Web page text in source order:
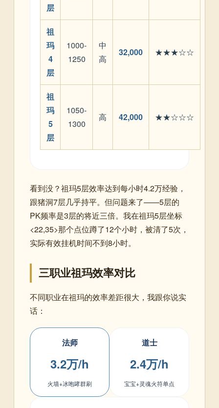
层
祖
玛
4
层
1000-
1250
中
高
32,000 ★★★☆☆
祖
玛
5
层
1050-
1300
高 42,000 ★★☆☆☆
看到没？祖玛5层效率达到每小时4.2万经验，
跟猪洞7层几乎持平。但问题来了——5层的
PK频率是3层的将近三倍。我在祖玛5层坐标
<22,35>那个点位蹲了12个小时，被清了5次，
实际有效挂机时间不到8小时。
三职业祖玛效率对比
不同职业在祖玛的效率差距很大，我跟你说实
话：
法师
3.2万/h
火墙+冰咆哮群刷
道士
2.4万/h
宝宝+灵魂火符单点